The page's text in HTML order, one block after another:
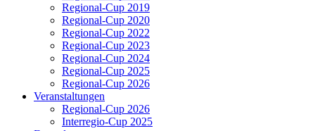
Regional-Cup 2019
Regional-Cup 2020
Regional-Cup 2022
Regional-Cup 2023
Regional-Cup 2024
Regional-Cup 2025
Regional-Cup 2026
Veranstaltungen
Regional-Cup 2026
Interregio-Cup 2025